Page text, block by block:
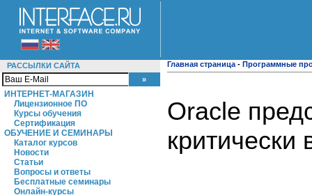
РАССЫЛКИ САЙТА
ИНТЕРНЕТ-МАГАЗИН
Лицензионное ПО
Курсы обучения
Сертификация
ОБУЧЕНИЕ И СЕМИНАРЫ
Каталог курсов
Новости
Статьи
Вопросы и ответы
Бесплатные семинары
Онлайн-курсы
Главная страница - Программные
Oracle